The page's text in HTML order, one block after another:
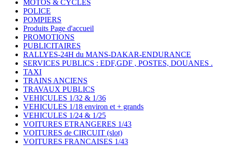
MOTOS & CYCLES
POLICE
POMPIERS
Produits Page d'accueil
PROMOTIONS
PUBLICITAIRES
RALLYES-24H du MANS-DAKAR-ENDURANCE
SERVICES PUBLICS : EDF,GDF , POSTES, DOUANES .
TAXI
TRAINS ANCIENS
TRAVAUX PUBLICS
VEHICULES 1/32 & 1/36
VEHICULES 1/18 environ et + grands
VEHICULES 1/24 & 1/25
VOITURES ETRANGERES 1/43
VOITURES de CIRCUIT (slot)
VOITURES FRANCAISES 1/43